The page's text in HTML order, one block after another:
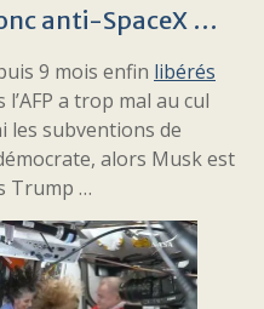
anti-SpaceX …
9 mois enfin libérés
l’AFP a trop mal au cul
les subventions de
alors Musk est
Trump …